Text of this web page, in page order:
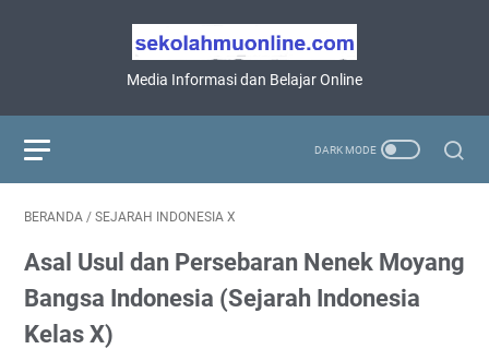
Media Informasi dan Belajar Online
BERANDA / SEJARAH INDONESIA X
Asal Usul dan Persebaran Nenek Moyang
Bangsa Indonesia (Sejarah Indonesia
Kelas X)